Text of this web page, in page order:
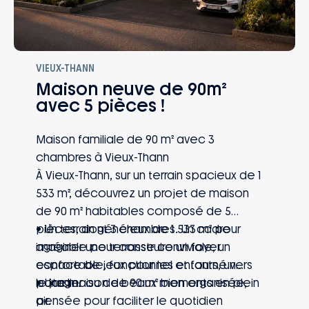
VIEUX-THANN
Maison neuve de 90m²
avec 5 pièces !
Maison familiale de 90 m² avec 3
chambres à Vieux-Thann
À Vieux-Thann, sur un terrain spacieux de 1
533 m², découvrez un projet de maison
de 90 m² habitables composé de 5
pièces, dont 3 chambres. Un cadre
agréable pour construire un foyer
confortable, fonctionnel et tourné vers
le jardin.
• Un terrain généreux de 1 533 m² pour
imaginer une terrasse conviviale, un
espace de jeux pour les enfants, un
potager ou de beaux moments en plein
air.
• Une maison de 90 m² bien organisée,
pensée pour faciliter le quotidien